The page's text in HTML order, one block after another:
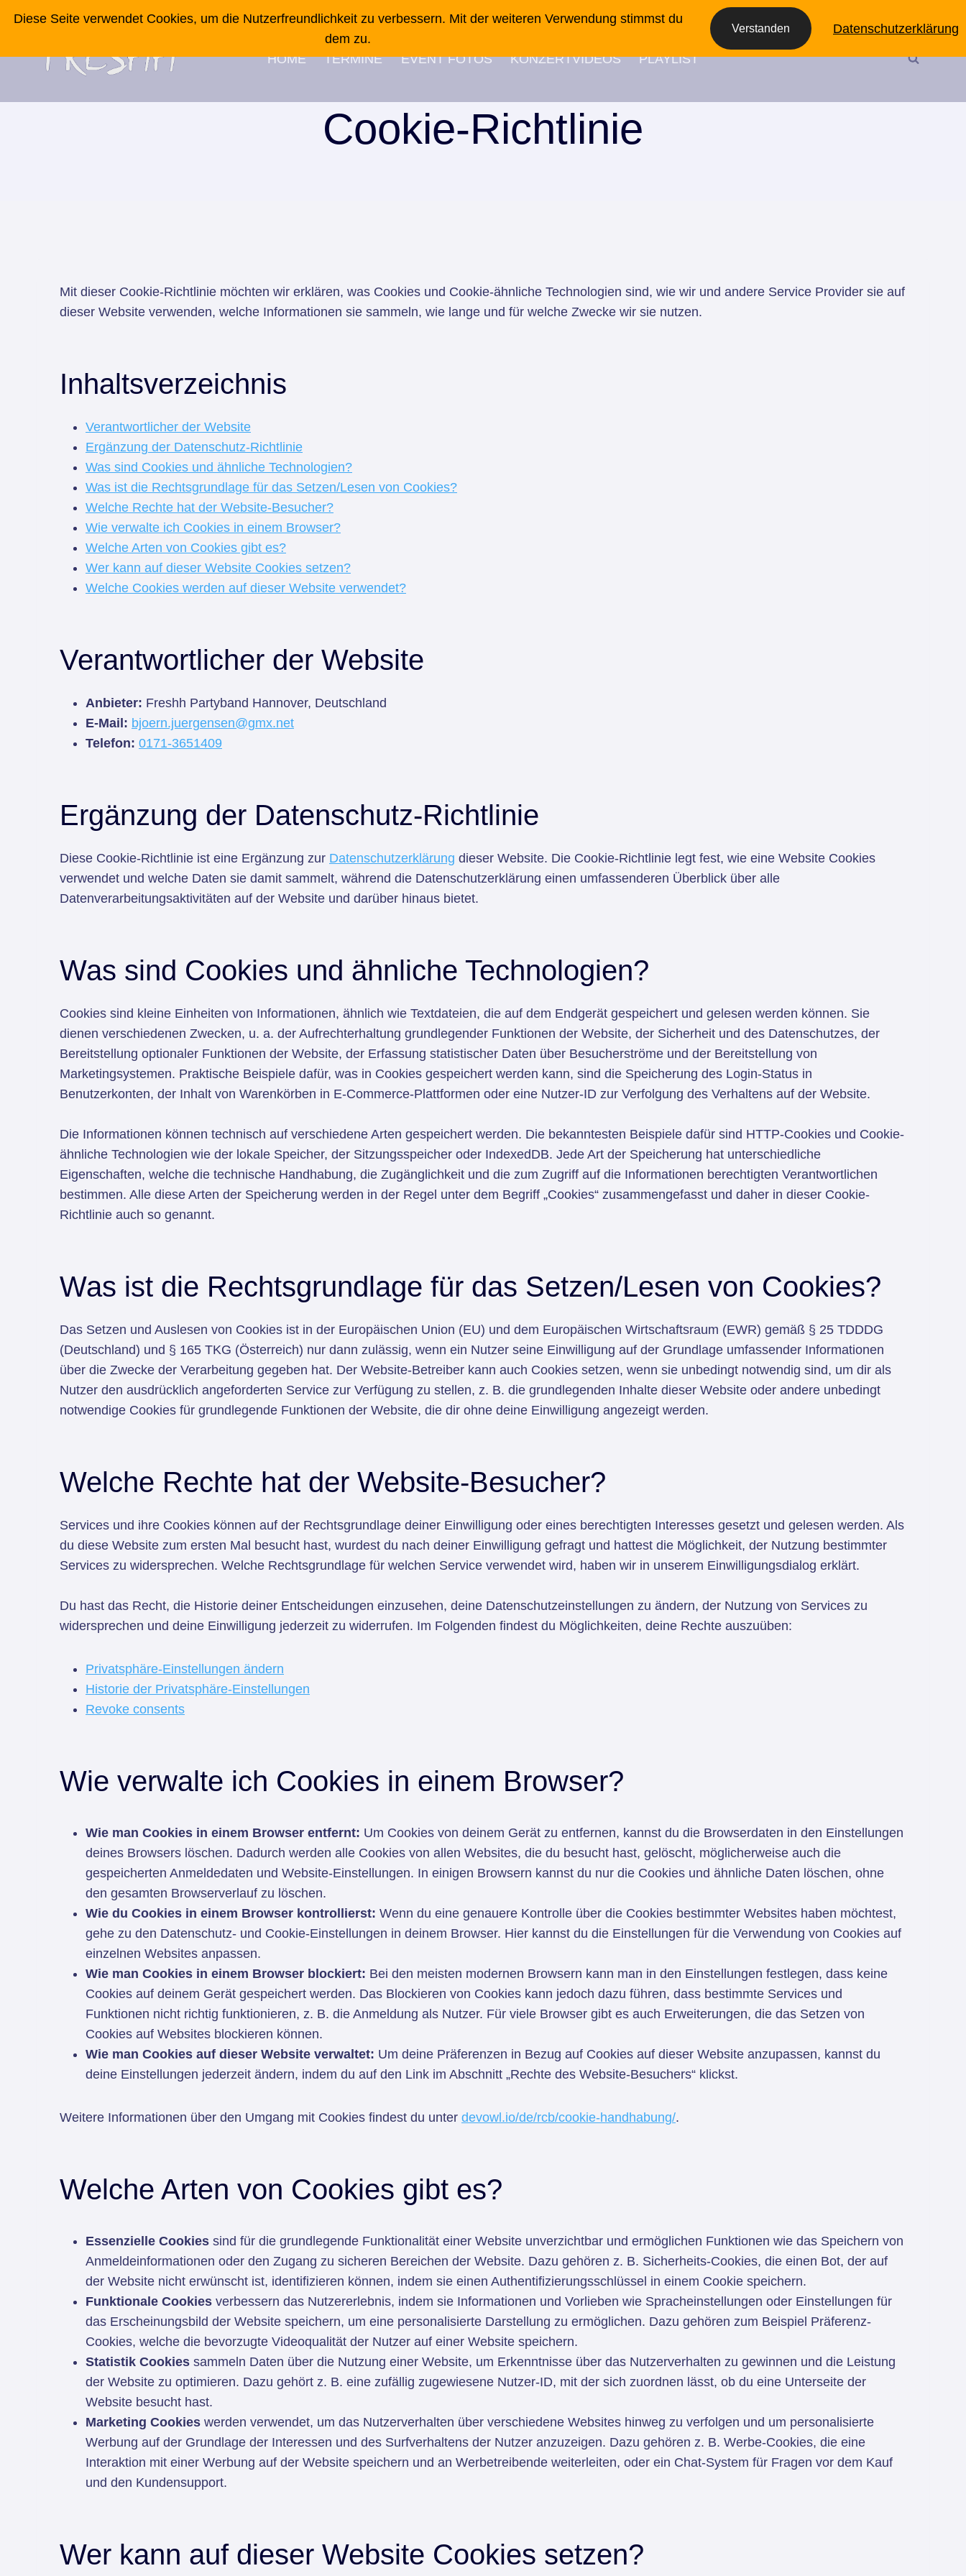
Impressum
HOME TERMINE EVENT FOTOS KONZERTVIDEOS PLAYLIST
Cookie-Richtlinie
Mit dieser Cookie-Richtlinie möchten wir erklären, was Cookies und Cookie-ähnliche Technologien sind, wie wir und andere Service Provider sie auf
dieser Website verwenden, welche Informationen sie sammeln, wie lange und für welche Zwecke wir sie nutzen.
Inhaltsverzeichnis
Verantwortlicher der Website
Ergänzung der Datenschutz-Richtlinie
Was sind Cookies und ähnliche Technologien?
Was ist die Rechtsgrundlage für das Setzen/Lesen von Cookies?
Welche Rechte hat der Website-Besucher?
Wie verwalte ich Cookies in einem Browser?
Welche Arten von Cookies gibt es?
Wer kann auf dieser Website Cookies setzen?
Welche Cookies werden auf dieser Website verwendet?
Verantwortlicher der Website
Anbieter: Freshh Partyband Hannover, Deutschland
E-Mail: bjoern.juergensen@gmx.net
Telefon: 0171-3651409
Ergänzung der Datenschutz-Richtlinie
Diese Cookie-Richtlinie ist eine Ergänzung zur Datenschutzerklärung dieser Website. Die Cookie-Richtlinie legt fest, wie eine Website Cookies
verwendet und welche Daten sie damit sammelt, während die Datenschutzerklärung einen umfassenderen Überblick über alle
Datenverarbeitungsaktivitäten auf der Website und darüber hinaus bietet.
Was sind Cookies und ähnliche Technologien?
Cookies sind kleine Einheiten von Informationen, ähnlich wie Textdateien, die auf dem Endgerät gespeichert und gelesen werden können. Sie
dienen verschiedenen Zwecken, u. a. der Aufrechterhaltung grundlegender Funktionen der Website, der Sicherheit und des Datenschutzes, der
Bereitstellung optionaler Funktionen der Website, der Erfassung statistischer Daten über Besucherströme und der Bereitstellung von
Marketingsystemen. Praktische Beispiele dafür, was in Cookies gespeichert werden kann, sind die Speicherung des Login-Status in
Benutzerkonten, der Inhalt von Warenkörben in E-Commerce-Plattformen oder eine Nutzer-ID zur Verfolgung des Verhaltens auf der Website.
Die Informationen können technisch auf verschiedene Arten gespeichert werden. Die bekanntesten Beispiele dafür sind HTTP-Cookies und Cookie-
ähnliche Technologien wie der lokale Speicher, der Sitzungsspeicher oder IndexedDB. Jede Art der Speicherung hat unterschiedliche
Eigenschaften, welche die technische Handhabung, die Zugänglichkeit und die zum Zugriff auf die Informationen berechtigten Verantwortlichen
bestimmen. Alle diese Arten der Speicherung werden in der Regel unter dem Begriff „Cookies“ zusammengefasst und daher in dieser Cookie-
Richtlinie auch so genannt.
Was ist die Rechtsgrundlage für das Setzen/Lesen von Cookies?
Das Setzen und Auslesen von Cookies ist in der Europäischen Union (EU) und dem Europäischen Wirtschaftsraum (EWR) gemäß § 25 TDDDG
(Deutschland) und § 165 TKG (Österreich) nur dann zulässig, wenn ein Nutzer seine Einwilligung auf der Grundlage umfassender Informationen
über die Zwecke der Verarbeitung gegeben hat. Der Website-Betreiber kann auch Cookies setzen, wenn sie unbedingt notwendig sind, um dir als
Nutzer den ausdrücklich angeforderten Service zur Verfügung zu stellen, z. B. die grundlegenden Inhalte dieser Website oder andere unbedingt
notwendige Cookies für grundlegende Funktionen der Website, die dir ohne deine Einwilligung angezeigt werden.
Welche Rechte hat der Website-Besucher?
Services und ihre Cookies können auf der Rechtsgrundlage deiner Einwilligung oder eines berechtigten Interesses gesetzt und gelesen werden. Als
du diese Website zum ersten Mal besucht hast, wurdest du nach deiner Einwilligung gefragt und hattest die Möglichkeit, der Nutzung bestimmter
Services zu widersprechen. Welche Rechtsgrundlage für welchen Service verwendet wird, haben wir in unserem Einwilligungsdialog erklärt.
Du hast das Recht, die Historie deiner Entscheidungen einzusehen, deine Datenschutzeinstellungen zu ändern, der Nutzung von Services zu
widersprechen und deine Einwilligung jederzeit zu widerrufen. Im Folgenden findest du Möglichkeiten, deine Rechte auszuüben:
Privatsphäre-Einstellungen ändern
Historie der Privatsphäre-Einstellungen
Revoke consents
Wie verwalte ich Cookies in einem Browser?
Wie man Cookies in einem Browser entfernt: Um Cookies von deinem Gerät zu entfernen, kannst du die Browserdaten in den Einstellungen
deines Browsers löschen. Dadurch werden alle Cookies von allen Websites, die du besucht hast, gelöscht, möglicherweise auch die
gespeicherten Anmeldedaten und Website-Einstellungen. In einigen Browsern kannst du nur die Cookies und ähnliche Daten löschen, ohne
den gesamten Browserverlauf zu löschen.
Wie du Cookies in einem Browser kontrollierst: Wenn du eine genauere Kontrolle über die Cookies bestimmter Websites haben möchtest,
gehe zu den Datenschutz- und Cookie-Einstellungen in deinem Browser. Hier kannst du die Einstellungen für die Verwendung von Cookies auf
einzelnen Websites anpassen.
Wie man Cookies in einem Browser blockiert: Bei den meisten modernen Browsern kann man in den Einstellungen festlegen, dass keine
Cookies auf deinem Gerät gespeichert werden. Das Blockieren von Cookies kann jedoch dazu führen, dass bestimmte Services und
Funktionen nicht richtig funktionieren, z. B. die Anmeldung als Nutzer. Für viele Browser gibt es auch Erweiterungen, die das Setzen von
Cookies auf Websites blockieren können.
Wie man Cookies auf dieser Website verwaltet: Um deine Präferenzen in Bezug auf Cookies auf dieser Website anzupassen, kannst du
deine Einstellungen jederzeit ändern, indem du auf den Link im Abschnitt „Rechte des Website-Besuchers“ klickst.
Weitere Informationen über den Umgang mit Cookies findest du unter devowl.io/de/rcb/cookie-handhabung/.
Welche Arten von Cookies gibt es?
Essenzielle Cookies sind für die grundlegende Funktionalität einer Website unverzichtbar und ermöglichen Funktionen wie das Speichern von
Anmeldeinformationen oder den Zugang zu sicheren Bereichen der Website. Dazu gehören z. B. Sicherheits-Cookies, die einen Bot, der auf
der Website nicht erwünscht ist, identifizieren können, indem sie einen Authentifizierungsschlüssel in einem Cookie speichern.
Funktionale Cookies verbessern das Nutzererlebnis, indem sie Informationen und Vorlieben wie Spracheinstellungen oder Einstellungen für
das Erscheinungsbild der Website speichern, um eine personalisierte Darstellung zu ermöglichen. Dazu gehören zum Beispiel Präferenz-
Cookies, welche die bevorzugte Videoqualität der Nutzer auf einer Website speichern.
Statistik Cookies sammeln Daten über die Nutzung einer Website, um Erkenntnisse über das Nutzerverhalten zu gewinnen und die Leistung
der Website zu optimieren. Dazu gehört z. B. eine zufällig zugewiesene Nutzer-ID, mit der sich zuordnen lässt, ob du eine Unterseite der
Website besucht hast.
Marketing Cookies werden verwendet, um das Nutzerverhalten über verschiedene Websites hinweg zu verfolgen und um personalisierte
Werbung auf der Grundlage der Interessen und des Surfverhaltens der Nutzer anzuzeigen. Dazu gehören z. B. Werbe-Cookies, die eine
Interaktion mit einer Werbung auf der Website speichern und an Werbetreibende weiterleiten, oder ein Chat-System für Fragen vor dem Kauf
und den Kundensupport.
Wer kann auf dieser Website Cookies setzen?
Diese Seite verwendet Cookies, um die Nutzerfreundlichkeit zu verbessern. Mit der weiteren Verwendung stimmst du
dem zu.
Verstanden Datenschutzerklärung